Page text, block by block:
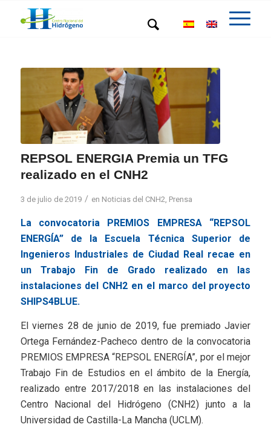
REPSOL ENERGIA Premia un TFG
realizado en el CNH2
3 de julio de 2019 / en Noticias del CNH2 Prensa
La convocatoria PREMIOS EMPRESA “REPSOL
ENERGÍA” de la Escuela Técnica Superior de
Ingenieros Industriales de Ciudad Real recae en
un Trabajo Fin de Grado realizado en las
instalaciones del CNH2 en el marco del proyecto
SHIPS4BLUE.
El viernes 28 de junio de 2019, fue premiado Javier
Ortega Fernández-Pacheco dentro de la convocatoria
PREMIOS EMPRESA “REPSOL ENERGÍA”, por el mejor
Trabajo Fin de Estudios en el ámbito de la Energía,
realizado entre 2017/2018 en las instalaciones del
Centro Nacional del Hidrógeno (CNH2) junto a la
Universidad de Castilla-La Mancha (UCLM).